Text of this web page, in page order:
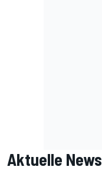
Aktuelle News